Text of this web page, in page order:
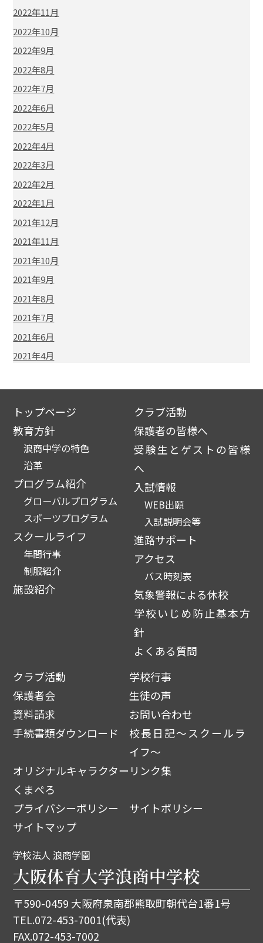
2022年11月
2022年10月
2022年9月
2022年8月
2022年7月
2022年6月
2022年5月
2022年4月
2022年3月
2022年2月
2022年1月
2021年12月
2021年11月
2021年10月
2021年9月
2021年8月
2021年7月
2021年6月
2021年4月
トップページ
教育方針
浪商中学の特色
沿革
プログラム紹介
グローバルプログラム
スポーツプログラム
スクールライフ
年間行事
制服紹介
施設紹介
クラブ活動
保護者の皆様へ
受験生とゲストの皆様
へ
入試情報
WEB出願
入試説明会等
進路サポート
アクセス
バス時刻表
気象警報による休校
学校いじめ防止基本方
針
よくある質問
クラブ活動
学校行事
保護者会
生徒の声
資料請求
お問い合わせ
手続書類ダウンロード
校長日記～スクールラ
イフ～
オリジナルキャラクター
くまぺろ
リンク集
プライバシーポリシー
サイトポリシー
サイトマップ
学校法人 浪商学園
大阪体育大学浪商中学校
〒590-0459 大阪府泉南郡熊取町朝代台1番1号
TEL.072-453-7001(代表)
FAX.072-453-7002